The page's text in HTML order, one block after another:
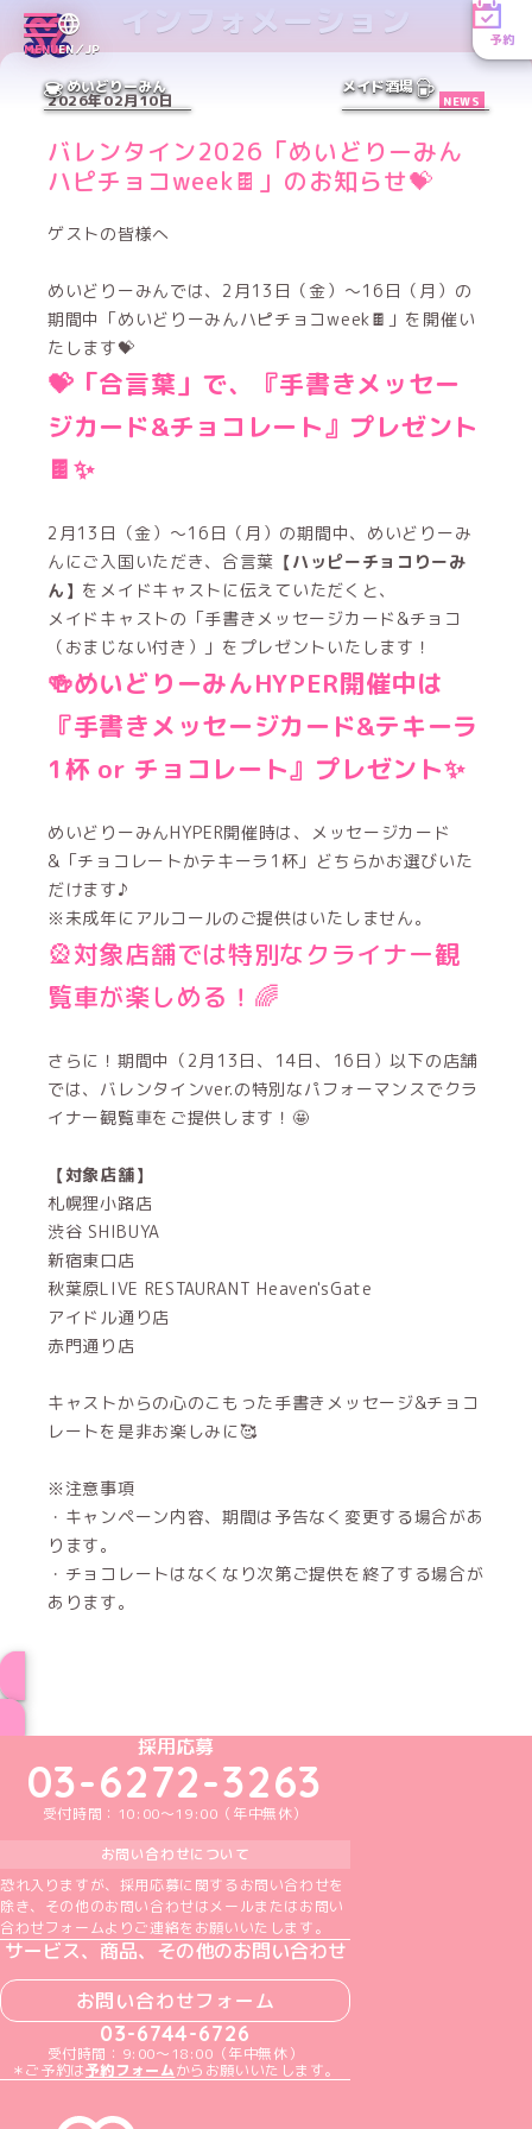
MENUEN／JP
予約
めいどりーみん メイド酒場
インフォメーション
2026年02月10日 NEWS
バレンタイン2026「めいどりーみん
ハピチョコweek🍫」のお知らせ💝
ゲストの皆様へ
めいどりーみんでは、2月13日（金）〜16日（月）の
期間中「めいどりーみんハピチョコweek🍫」を開催い
たします💝
💝「合言葉」で、『手書きメッセー
ジカード&チョコレート』プレゼント
🍫✨
2月13日（金）〜16日（月）の期間中、めいどりーみ
んにご入国いただき、合言葉 【ハッピーチョコりーみ
ん】 をメイドキャストに伝えていただくと、
メイドキャストの「手書きメッセージカード&チョコ
（おまじない付き）」をプレゼントいたします！
🍻めいどりーみんHYPER開催中は
『手書きメッセージカード&テキーラ
1杯 or チョコレート』 プレゼント✨
めいどりーみんHYPER開催時は、メッセージカード
&「チョコレートかテキーラ1杯」どちらかお選びいた
だけます♪
※未成年にアルコールのご提供はいたしません。
🎡対象店舗では特別なクライナー観
覧車が楽しめる！🌈
さらに！期間中（2月13日、14日、16日）以下の店舗
では、バレンタインver.の特別なパフォーマンスでクラ
イナー観覧車をご提供します！🤩
【対象店舗】
札幌狸小路店
渋谷 SHIBUYA
新宿東口店
秋葉原LIVE RESTAURANT Heaven'sGate
アイドル通り店
赤門通り店
キャストからの心のこもった手書きメッセージ&チョコ
レートを是非お楽しみに🥰
※注意事項
・キャンペーン内容、期間は予告なく変更する場合があ
ります。
・チョコレートはなくなり次第ご提供を終了する場合が
あります。
めいどりーみんTikTok公式アカウント
めいどりーみんX公式アカウント
めいどりーみんInstagram公式アカウント
めいどりーみんFacebook公式アカウン
めいどりーみんYouTube公式アカ
採用応募
03-6272-3263
受付時間：10:00～19:00（年中無休）
お問い合わせについて
恐れ入りますが、採用応募に関するお問い合わせを
除き、その他のお問い合わせはメールまたはお問い
合わせフォームよりご連絡をお願いいたします。
サービス、商品、その他のお問い合わせ
お問い合わせフォーム
03-6744-6726
受付時間：9:00～18:00（年中無休）
＊ご予約は予約フォームからお願いいたします。